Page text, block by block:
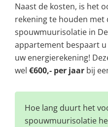
Naast de kosten, is het
rekening te houden
spouwmuurisolatie in
appartement bespaart
uw energierekening!
wel €600,- per jaar bij
Hoe lang duurt het
spouwmuurisolatie